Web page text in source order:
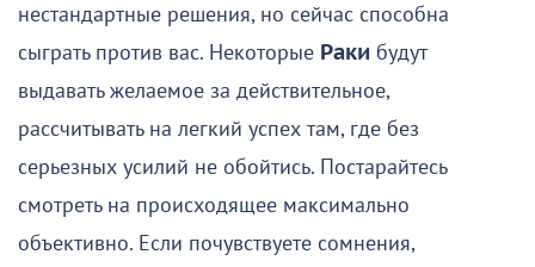
нестандартные решения, но сейчас способна
сыграть против вас. Некоторые Раки будут
выдавать желаемое за действительное,
рассчитывать на легкий успех там, где без
серьезных усилий не обойтись. Постарайтесь
смотреть на происходящее максимально
объективно. Если почувствуете сомнения,